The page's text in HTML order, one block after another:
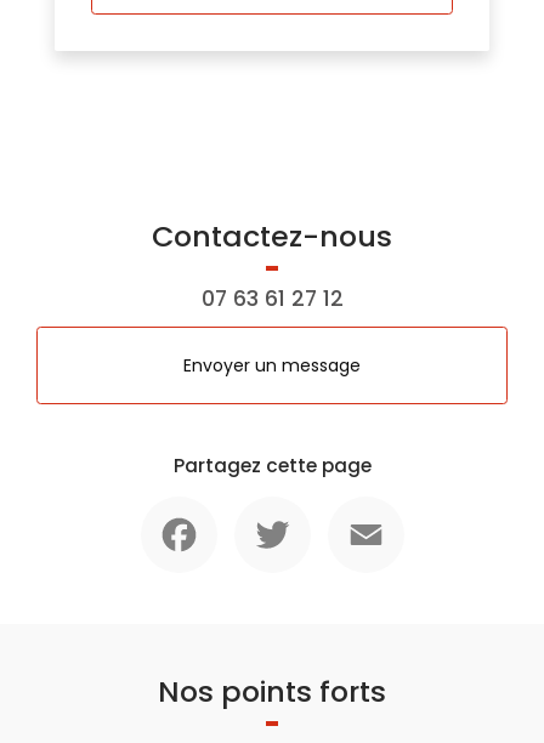
Contactez-nous
07 63 61 27 12
Envoyer un message
Partagez cette page
Nos points forts